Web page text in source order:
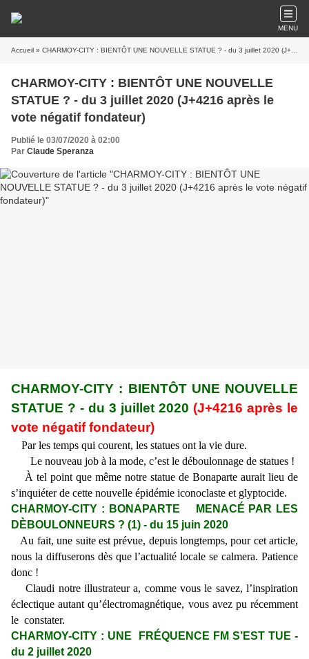
MENU
Accueil » CHARMOY-CITY : BIENTÔT UNE NOUVELLE STATUE ? - du 3 juillet 2020 (J+4216 après le vote négatif fondateur)
CHARMOY-CITY : BIENTÔT UNE NOUVELLE
STATUE ? - du 3 juillet 2020 (J+4216 après le
vote négatif fondateur)
Publié le 03/07/2020 à 02:00
Par Claude Speranza
CHARMOY-CITY : BIENTÔT UNE NOUVELLE
STATUE ? - du 3 juillet 2020 (J+4216 après le
vote négatif fondateur)
Par les temps qui courent, les statues ont la vie dure.
Le nouveau job à la mode, c’est le déboulonnage de statues !
À tel point que même notre statue de Bonaparte aurait lieu de
s’inquiéter de cette nouvelle épidémie iconoclaste et glyptocide.
CHARMOY-CITY : BONAPARTE MENACÉ PAR LES
DÈBOULONNEURS ? (1) - du 15 juin 2020
Au fait, une suite est prévue, depuis longtemps, pour cet article,
nous la diffuserons dès que l’actualité locale se calmera. Patience
donc !
Claudi notre illustrateur a, comme vous le savez, l’inspiration
éclectique autant qu’électromagnétique, vous avez pu récemment
le constater.
CHARMOY-CITY : UNE FRÉQUENCE FM S’EST TUE -
du 2 juillet 2020